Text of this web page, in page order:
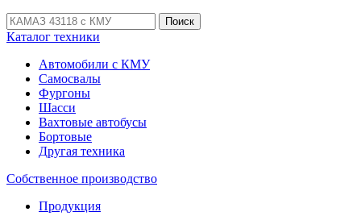
Поиск
Каталог техники
Автомобили с КМУ
Самосвалы
Фургоны
Шасси
Вахтовые автобусы
Бортовые
Другая техника
Собственное производство
Продукция